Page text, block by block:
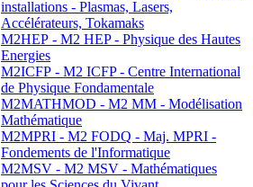
installations - Plasmas, Lasers,
Accélérateurs, Tokamaks
M2HEP - M2 HEP - Physique des Hautes
Energies
M2ICFP - M2 ICFP - Centre International
de Physique Fondamentale
M2MATHMOD - M2 MM - Modélisation
Mathématique
M2MPRI - M2 FODQ - Maj. MPRI -
Fondements de l'Informatique
M2MSV - M2 MSV - Mathématiques